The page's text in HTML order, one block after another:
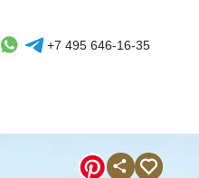
Whatsapp контакт
Telegram контакт
+7 495 646-16-35